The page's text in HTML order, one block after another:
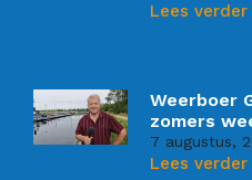
Lees verder
Weerboer
zomers
7 augustus,
Lees verder